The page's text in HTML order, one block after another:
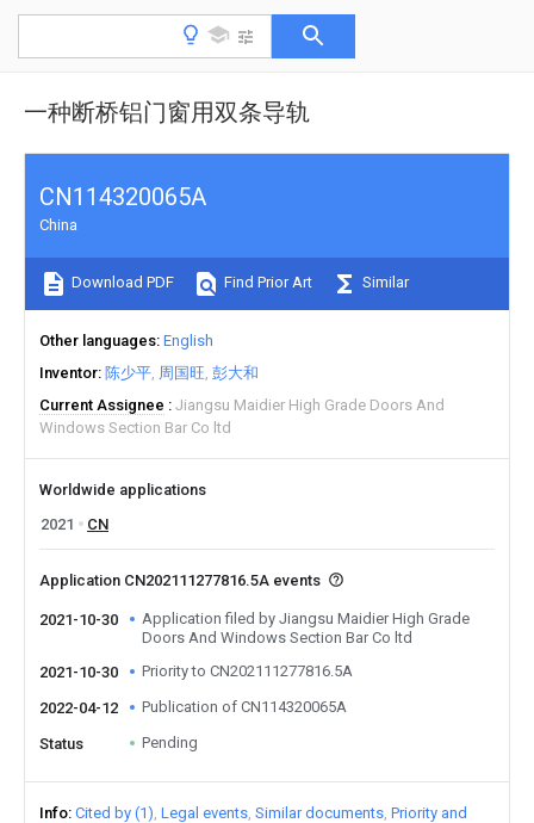
一种断桥铝门窗用双条导轨
CN114320065A
China
Download PDF Find Prior Art Similar
Other languages English
Inventor 陈少平 周国旺 彭大和
Current Assignee
Jiangsu Maidier High Grade Doors And
Windows Section Bar Co ltd
Worldwide applications
2021
CN
Application CN202111277816.5A events
2021-10-30
Application filed by Jiangsu Maidier High Grade
Doors And Windows Section Bar Co ltd
2021-10-30
Priority to CN202111277816.5A
2022-04-12 Publication of CN114320065A
Status Pending
Info Cited by (1) Legal events Similar documents Priority and